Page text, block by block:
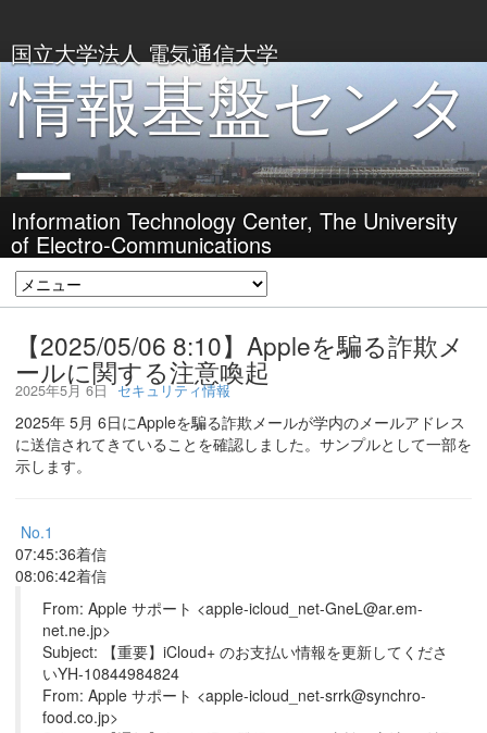
国立大学法人 電気通信大学
情報基盤センタ
ー
Information Technology Center, The University
of Electro-Communications
【2025/05/06 8:10】Appleを騙る詐欺メ
ールに関する注意喚起
2025年5月 6日 セキュリティ情報
2025年 5月 6日にAppleを騙る詐欺メールが学内のメールアドレス
に送信されてきていることを確認しました。サンプルとして一部を
示します。
No.1
07:45:36着信
08:06:42着信
From: Apple サポート <apple-icloud_net-GneL@ar.em-
net.ne.jp>
Subject: 【重要】iCloud+ のお支払い情報を更新してくださ
いYH-10844984824
From: Apple サポート <apple-icloud_net-srrk@synchro-
food.co.jp>